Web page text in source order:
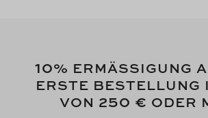
10% ERMÄSSIGUNG
ERSTE BESTELLUNG
VON 250 € ODER